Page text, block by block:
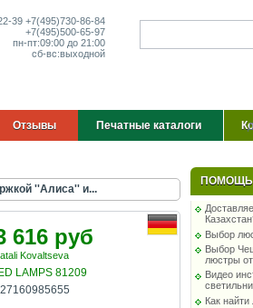
39 +7(495)730-86-84
+7(495)500-65-97
пн-пт:09:00 до 21:00
сб-вс:выходной
Отзывы Печатные каталоги
''Алиса'' и...
616 руб
Kovaltseva
LAMPS 81209
ПОМОЩЬ
Выбор
Выбор
люстры
Видео
Как